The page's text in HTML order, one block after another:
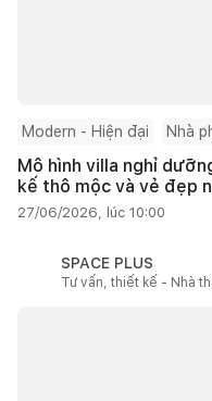
Modern - Hiện đại Nhà
Mô hình villa nghỉ
kế thô mộc và vẻ đẹp
27/06/2026, lúc 10:00
SPACE PLUS
Tư vấn, thiết kế - Nhà